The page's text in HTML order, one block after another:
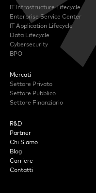
IT Infrastructure Lifecycle
Enterprise Service Center
IT Application Lifecycle
Data Lifecycle
Cybersecurity
BPO
Mercati
Settore Privato
Settore Pubblico
Settore Finanziario
R&D
Partner
Chi Siamo
Blog
Carriere
Contatti